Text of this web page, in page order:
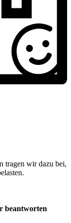
tragen wir dazu bei,
beantworten